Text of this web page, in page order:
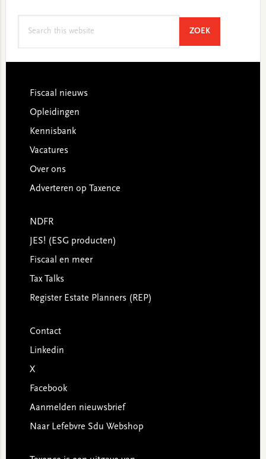
ZOEKSEARCH
Footer
Fiscaal nieuws
Opleidingen
Kennisbank
Vacatures
Over ons
Adverteren op Taxence
NDFR
JES! (ESG producten)
Fiscaal en meer
Tax Talks
Register Estate Planners (REP)
Contact
Linkedin
X
Facebook
Aanmelden nieuwsbrief
Naar Lefebvre Sdu Webshop